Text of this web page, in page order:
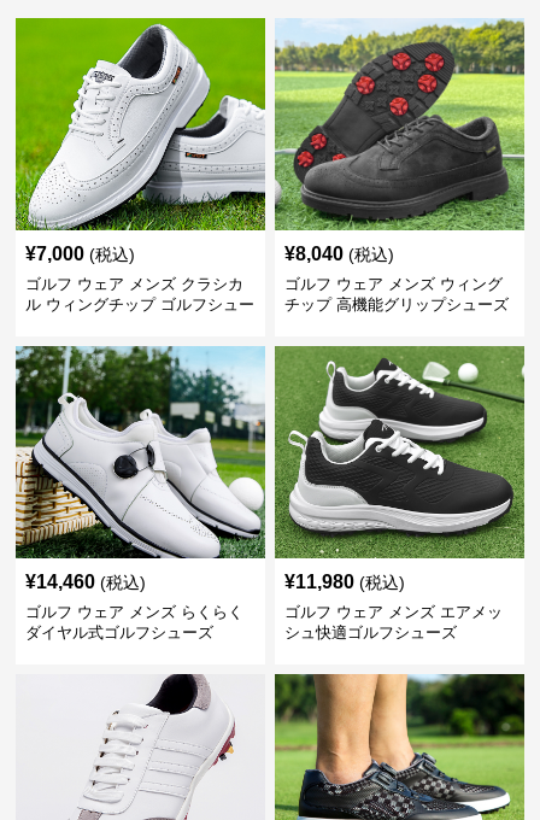
¥7,000 (税込)
ゴルフ ウェア メンズ クラシカ
ル ウィングチップ ゴルフシュー
¥8,040 (税込)
ゴルフ ウェア メンズ ウィング
チップ 高機能グリップシューズ
¥14,460 (税込)
ゴルフ ウェア メンズ らくらく
ダイヤル式ゴルフシューズ
¥11,980 (税込)
ゴルフ ウェア メンズ エアメッ
シュ快適ゴルフシューズ